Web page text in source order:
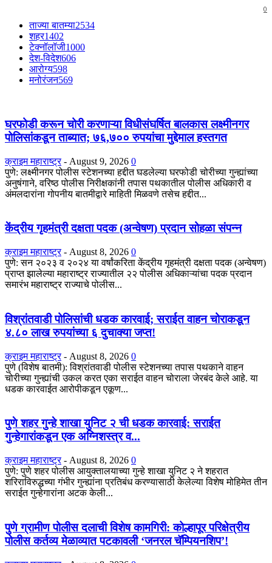
0
ताज्या बातम्या2534
शहर1402
टेक्नॉलॉजी1000
देश-विदेश606
आरोग्य598
मनोरंजन569
घरफोडी करून चोरी करणाऱ्या विधीसंघर्षित बालकास लक्ष्मीनगर
पोलिसांकडून ताब्यात; ७६,७०० रुपयांचा मुद्देमाल हस्तगत
क्राइम महाराष्ट्र - August 9, 2026 0
पुणे: लक्ष्मीनगर पोलीस स्टेशनच्या हद्दीत घडलेल्या घरफोडी चोरीच्या गुन्ह्यांच्या
अनुषंगाने, वरिष्ठ पोलीस निरीक्षकांनी तपास पथकातील पोलीस अधिकारी व
अंमलदारांना गोपनीय बातमीद्वारे माहिती मिळवणे तसेच हद्दीत...
केंद्रीय गृहमंत्री दक्षता पदक (अन्वेषण) प्रदान सोहळा संपन्न
क्राइम महाराष्ट्र - August 8, 2026 0
​पुणे: सन २०२३ व २०२४ या वर्षांकरिता केंद्रीय गृहमंत्री दक्षता पदक (अन्वेषण)
प्राप्त झालेल्या महाराष्ट्र राज्यातील २२ पोलीस अधिकाऱ्यांचा पदक प्रदान
समारंभ महाराष्ट्र राज्याचे पोलीस...
विश्रांतवाडी पोलिसांची धडक कारवाई; सराईत वाहन चोराकडून
४.८० लाख रुपयांच्या ६ दुचाक्या जप्त!
क्राइम महाराष्ट्र - August 8, 2026 0
पुणे (विशेष बातमी): विश्रांतवाडी पोलीस स्टेशनच्या तपास पथकाने वाहन
चोरीच्या गुन्ह्यांची उकल करत एका सराईत वाहन चोराला जेरबंद केले आहे. या
धडक कारवाईत आरोपीकडून एकूण...
पुणे शहर गुन्हे शाखा युनिट २ ची धडक कारवाई: सराईत
गुन्हेगारांकडून एक अग्निशस्त्र व...
क्राइम महाराष्ट्र - August 8, 2026 0
​पुणे: पुणे शहर पोलीस आयुक्तालयाच्या गुन्हे शाखा युनिट २ ने शहरात
शरिराविरुद्धच्या गंभीर गुन्ह्यांना प्रतिबंध करण्यासाठी केलेल्या विशेष मोहिमेत तीन
सराईत गुन्हेगारांना अटक केली...
पुणे ग्रामीण पोलीस दलाची विशेष कामगिरी: कोल्हापूर परिक्षेत्रीय
पोलीस कर्तव्य मेळाव्यात पटकावली ‘जनरल चॅम्पियनशिप’!